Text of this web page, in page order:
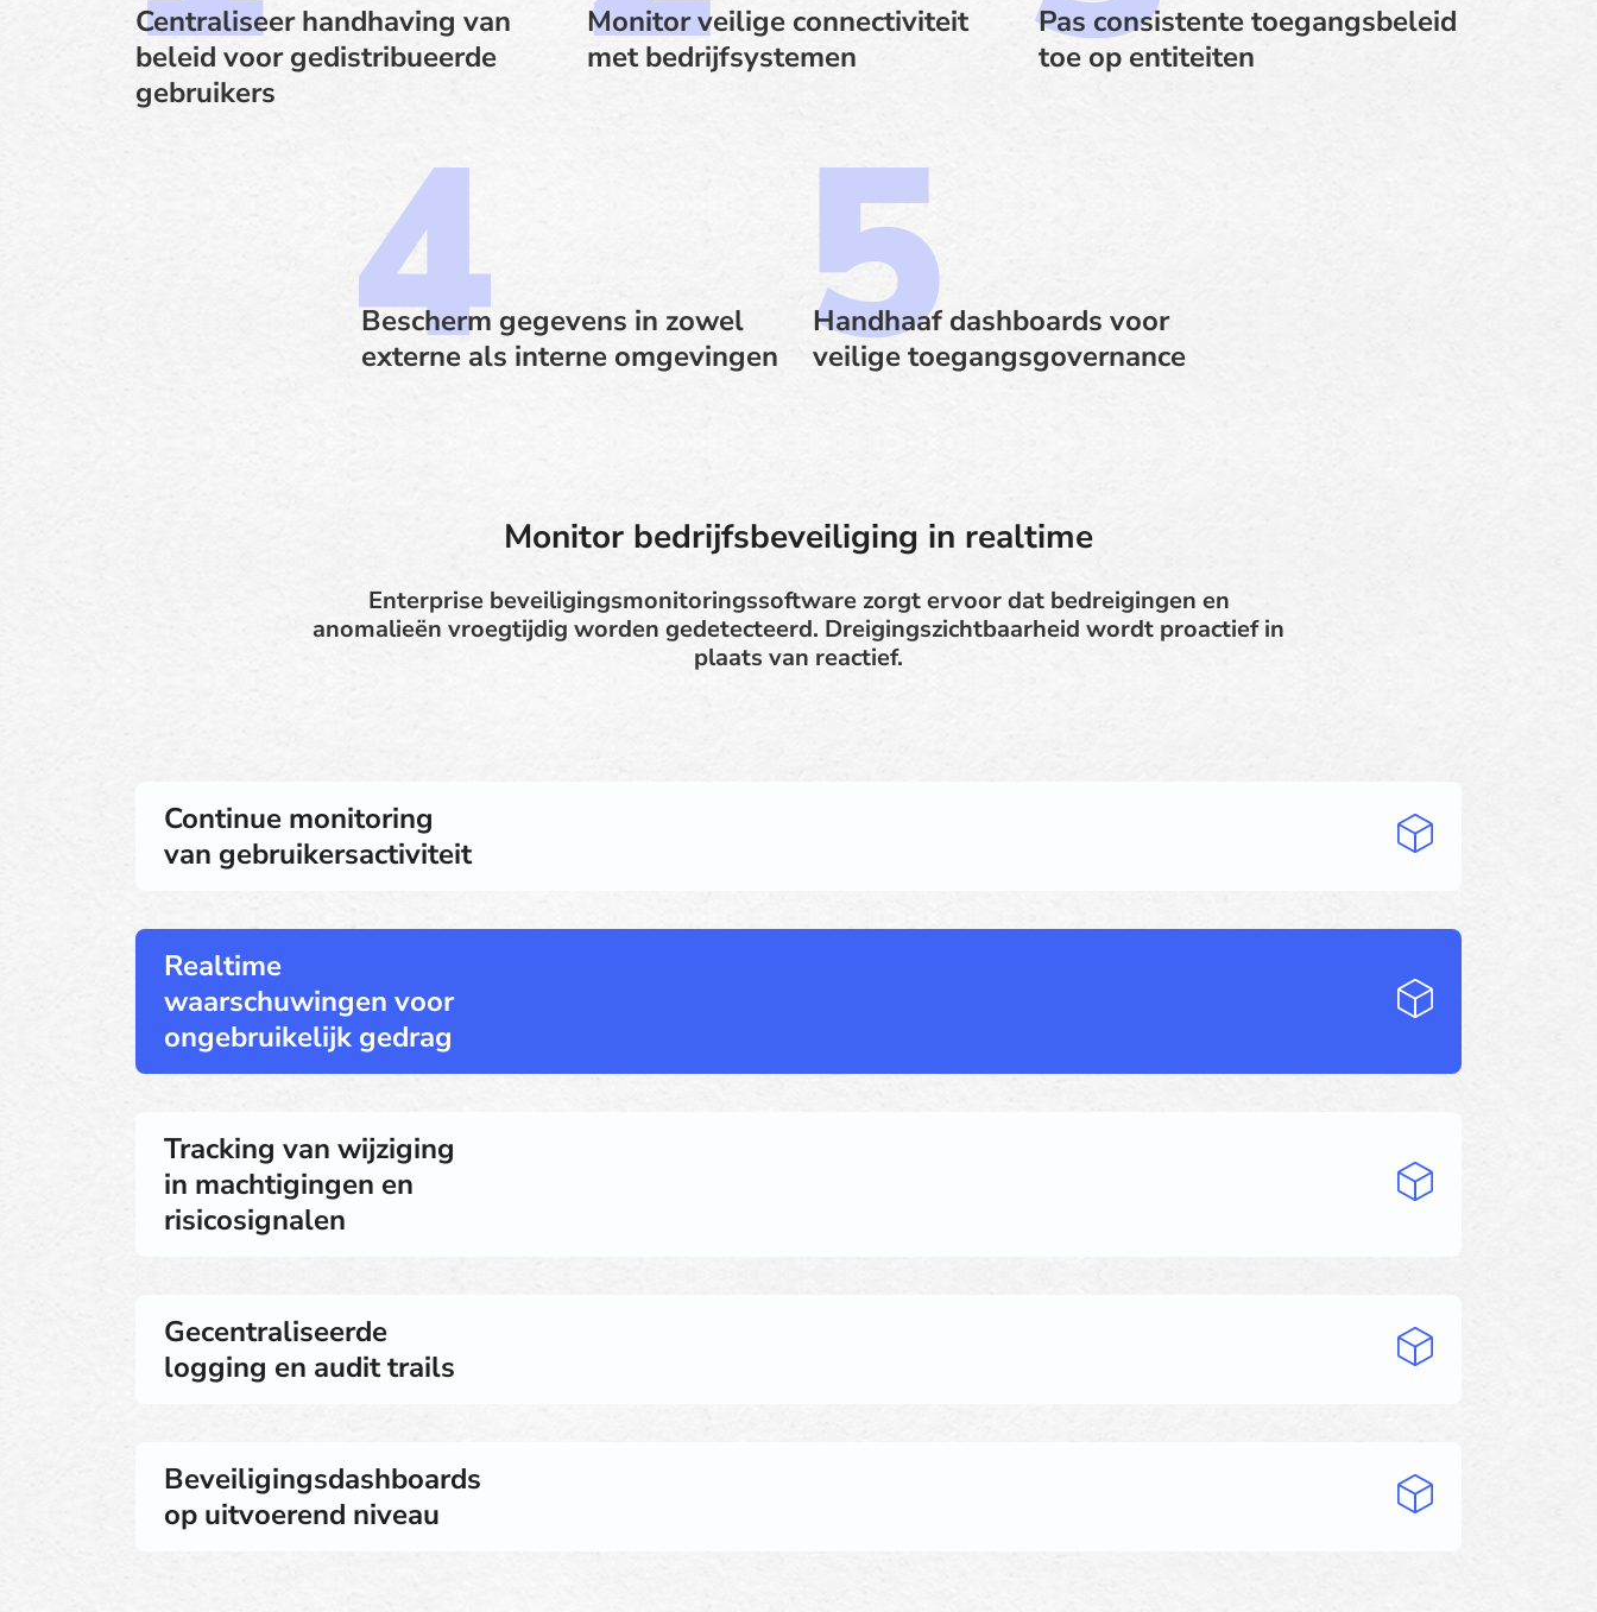
Centraliseer handhaving van
beleid voor gedistribueerde
gebruikers
Monitor veilige connectiviteit
met bedrijfsystemen
Pas consistente toegangsbeleid
toe op entiteiten
Bescherm gegevens in zowel
externe als interne omgevingen
Handhaaf dashboards voor
veilige toegangsgovernance
Monitor bedrijfsbeveiliging in realtime
Enterprise beveiligingsmonitoringssoftware zorgt ervoor dat bedreigingen en
anomalieën vroegtijdig worden gedetecteerd. Dreigingszichtbaarheid wordt proactief in
plaats van reactief.
Continue monitoring
van gebruikersactiviteit
Realtime
waarschuwingen voor
ongebruikelijk gedrag
Tracking van wijziging
in machtigingen en
risicosignalen
Gecentraliseerde
logging en audit trails
Beveiligingsdashboards
op uitvoerend niveau